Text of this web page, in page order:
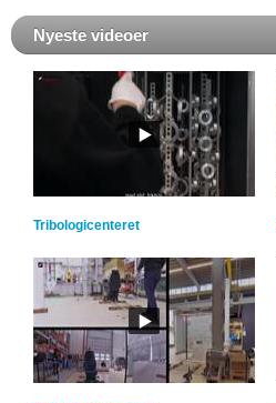
Nyeste videoer
Tribologicenteret